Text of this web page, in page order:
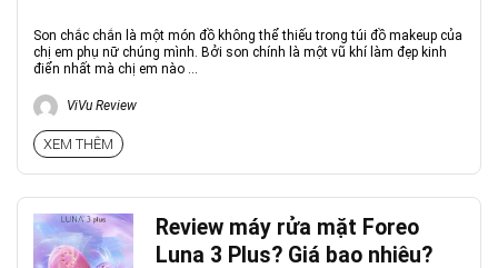
Son chắc chắn là một món đồ không thể thiếu trong túi đồ makeup của
chị em phụ nữ chúng mình. Bởi son chính là một vũ khí làm đẹp kinh
điển nhất mà chị em nào ...
ViVu Review
XEM THÊM
Review máy rửa mặt Foreo
Luna 3 Plus? Giá bao nhiêu?